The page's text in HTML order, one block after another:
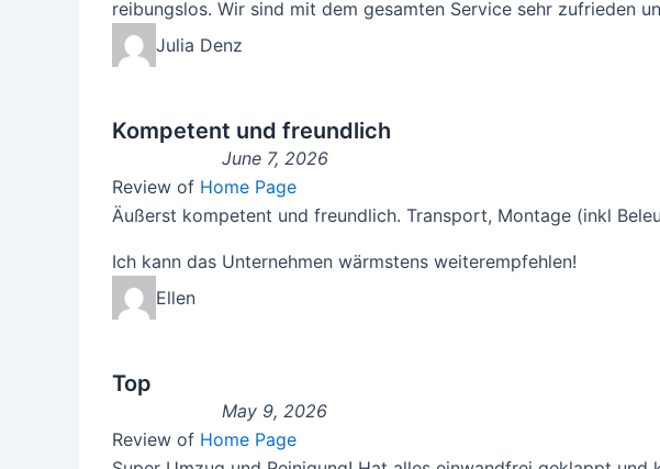
reibungslos. Wir sind mit dem gesamten Service sehr zufrieden
Julia Denz
Kompetent und freundlich
June 7, 2026
Review of Home Page
Äußerst kompetent und freundlich. Transport, Montage (inkl
Ich kann das Unternehmen wärmstens weiterempfehlen!
Ellen
Top
May 9, 2026
Review of Home Page